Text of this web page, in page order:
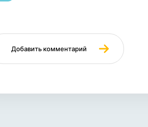
Добавить комментарий